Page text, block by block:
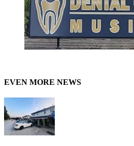
EVEN MORE NEWS